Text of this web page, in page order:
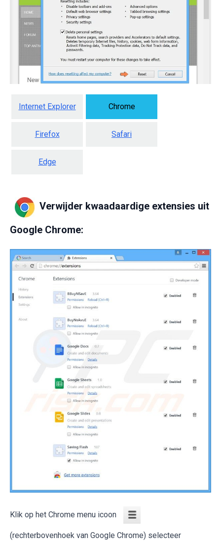
Internet Explorer Chrome
Firefox Safari
Edge
Verwijder kwaadaardige extensies uit
Google Chrome:
Klik op het Chrome menu icoon
(rechterbovenhoek van Google Chrome) selecteer